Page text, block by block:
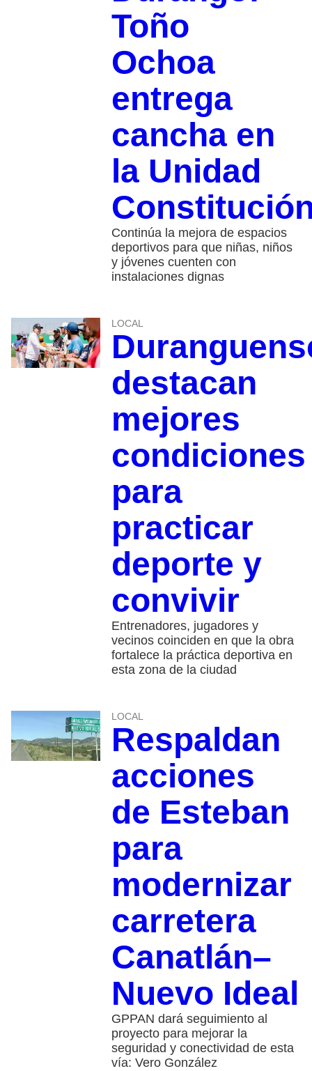
Toño
Ochoa
entrega
cancha en
la Unidad
Continúa la mejora de espacios
deportivos para que niñas, niños
y jóvenes cuenten con
instalaciones dignas
LOCAL
destacan
mejores
condiciones
para
practicar
deporte y
convivir
Entrenadores, jugadores y
vecinos coinciden en que la obra
fortalece la práctica deportiva en
esta zona de la ciudad
LOCAL
Respaldan
acciones
de Esteban
para
modernizar
carretera
Canatlán–
Nuevo Ideal
GPPAN dará seguimiento al
proyecto para mejorar la
seguridad y conectividad de esta
vía: Vero González